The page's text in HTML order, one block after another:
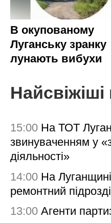
В окупованому
Луганську зранку
лунають вибухи
15:00 На ТОТ
звинуваченням у
діяльності»
14:00 На
ремонтний
13:00 Агенти